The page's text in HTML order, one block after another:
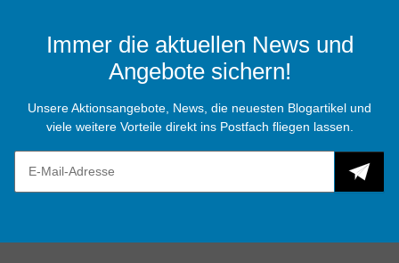
Immer die aktuellen News und
Angebote sichern!
Unsere Aktionsangebote, News, die neuesten Blogartikel und
viele weitere Vorteile direkt ins Postfach fliegen lassen.